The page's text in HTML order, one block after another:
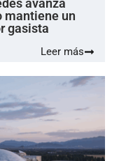
avanza
mantiene un
gasista
Leer más